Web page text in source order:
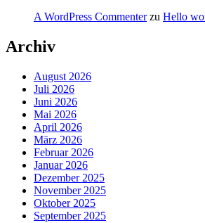
A WordPress Commenterzu Hello
Archiv
August 2026
Juli 2026
Juni 2026
Mai 2026
April 2026
März 2026
Februar 2026
Januar 2026
Dezember 2025
November 2025
Oktober 2025
September 2025